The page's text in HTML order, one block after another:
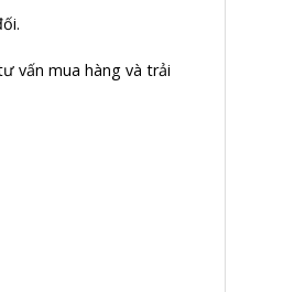
vấn mua hàng và trải